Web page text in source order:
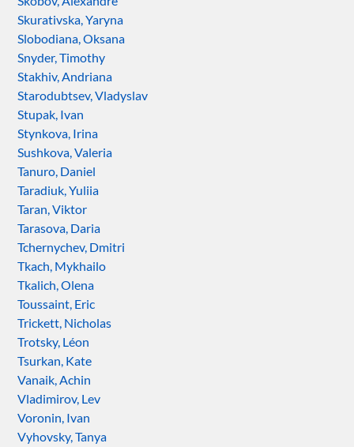
Skurativska, Yaryna
Slobodiana, Oksana
Snyder, Timothy
Stakhiv, Andriana
Starodubtsev, Vladyslav
Stupak, Ivan
Stynkova, Irina
Sushkova, Valeria
Tanuro, Daniel
Taradiuk, Yuliia
Taran, Viktor
Tarasova, Daria
Tchernychev, Dmitri
Tkach, Mykhailo
Tkalich, Olena
Toussaint, Eric
Trickett, Nicholas
Trotsky, Léon
Tsurkan, Kate
Vanaik, Achin
Vladimirov, Lev
Voronin, Ivan
Vyhovsky, Tanya